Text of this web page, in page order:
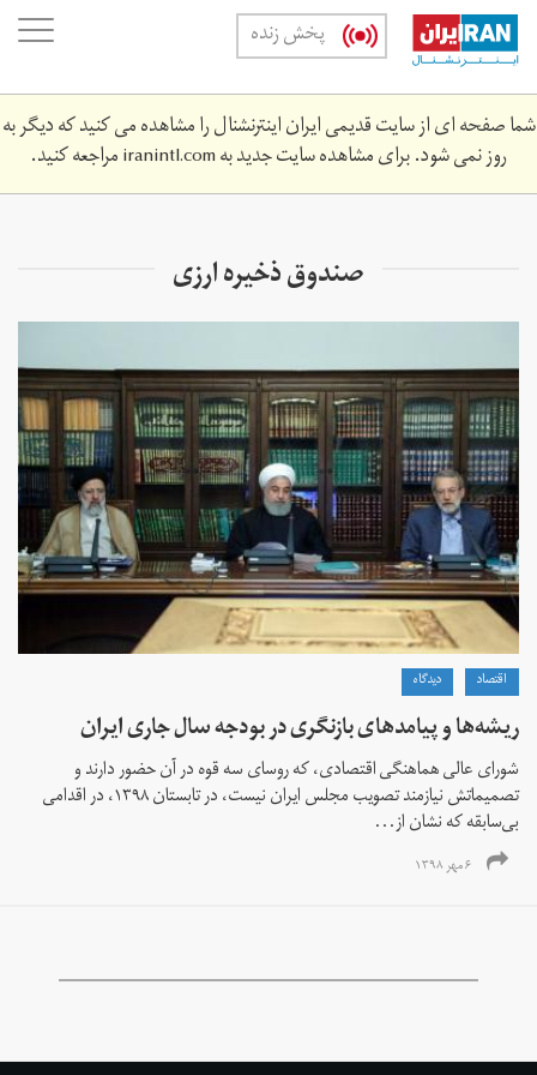
Skip
main
content
پخش زنده
شما صفحه ای از سایت قدیمی ایران اینترنشنال را مشاهده می کنید که دیگر به
روز نمی شود. برای مشاهده سایت جدید بهiranintl.comمراجعه کنید.
صندوق ذخیره ارزی
اقتصاد دیدگاه
ریشه‌ها و پیامدهای بازنگری در بودجه سال جاری ایران
شورای عالی هماهنگی اقتصادی، که روسای سه قوه در آن حضور دارند و
تصمیماتش نیازمند تصویب مجلس ایران نیست، در تابستان ۱۳۹۸، در اقدامی
بی‌سابقه که نشان از...
۶ مهر ۱۳۹۸